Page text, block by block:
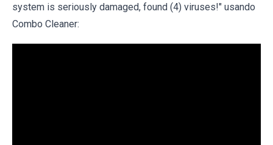
system is seriously damaged, found (4) viruses!" usando
Combo Cleaner: